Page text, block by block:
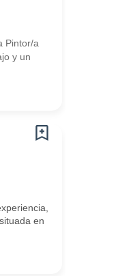
Pintor/a
y un
en